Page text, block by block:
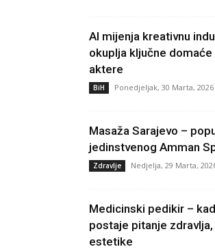
AI mijenja kreativnu
okuplja ključne
aktere
BiH Ponedjeljak, 30 Marta, 2026
Masaža Sarajevo –
jedinstvenog Amman
Zdravlje Nedjelja, 29 Marta,
Medicinski pedikir –
postaje pitanje zdravlja,
estetike